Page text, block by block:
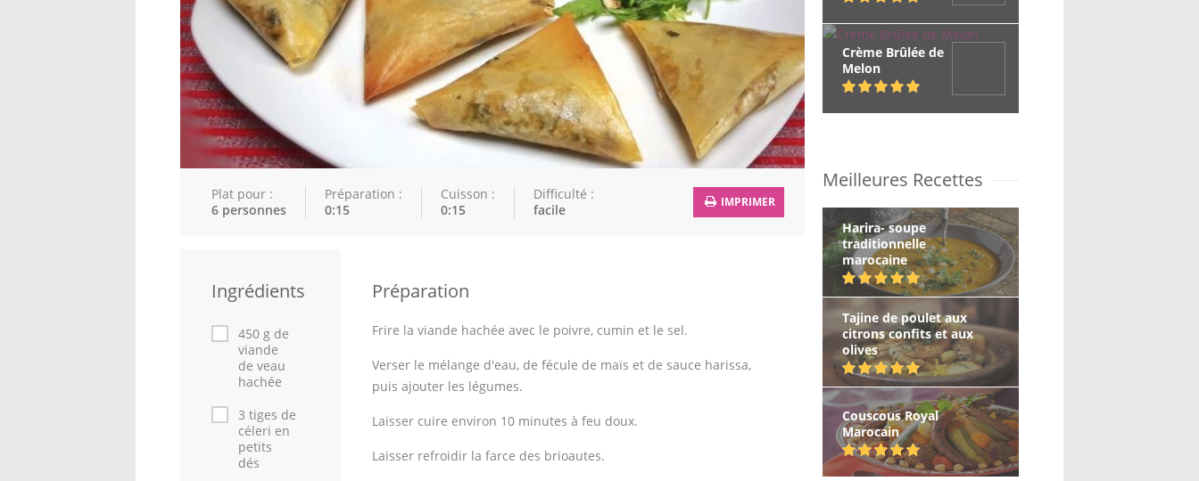
Plat pour :
6 personnes
Préparation :
0:15
Cuisson :
0:15
Difficulté :
facile
IMPRIMER
Ingrédients
450 g de
viande
de veau
hachée
3 tiges de
céleri en
petits
dés
Préparation
Frire la viande hachée avec le poivre, cumin et le sel.
Verser le mélange d'eau, de fécule de maïs et de sauce harissa,
puis ajouter les légumes.
Laisser cuire environ 10 minutes à feu doux.
Laisser refroidir la farce des brioautes.
Crème Brûlée de
Melon
Meilleures Recettes
Harira- soupe
traditionnelle
marocaine
Tajine de poulet aux
citrons confits et aux
olives
Couscous Royal
Marocain